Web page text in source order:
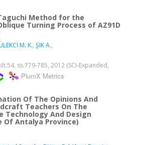
Method for the
Turning Process of AZ91D
M. K., ŞIK A.,
ss.779-785, 2012 (SCI-Expanded,
PlumX Metrics
Of The Opinions And
Teachers On The
Technology And Design
Of Antalya Province)